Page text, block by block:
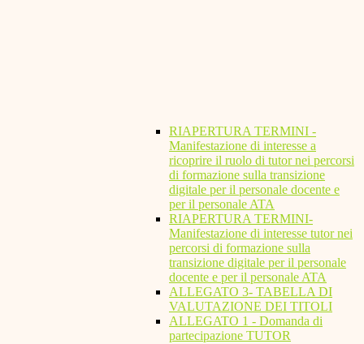
RIAPERTURA TERMINI -
Manifestazione di interesse a
ricoprire il ruolo di tutor nei percorsi
di formazione sulla transizione
digitale per il personale docente e
per il personale ATA
RIAPERTURA TERMINI-
Manifestazione di interesse tutor nei
percorsi di formazione sulla
transizione digitale per il personale
docente e per il personale ATA
ALLEGATO 3- TABELLA DI
VALUTAZIONE DEI TITOLI
ALLEGATO 1 - Domanda di
partecipazione TUTOR